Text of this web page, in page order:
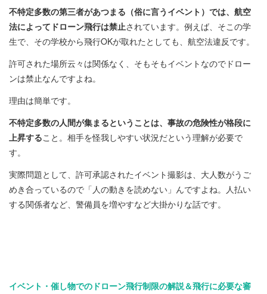
不特定多数の第三者があつまる（俗に言うイベント）では、航空
法によってドローン飛行は禁止されています。例えば、そこの学
生で、その学校から飛行OKが取れたとしても、航空法違反です。
許可された場所云々は関係なく、そもそもイベントなのでドロー
ンは禁止なんですよね。
理由は簡単です。
不特定多数の人間が集まるということは、事故の危険性が格段に
上昇すること。相手を怪我しやすい状況だという理解が必要で
す。
実際問題として、許可承認されたイベント撮影は、大人数がうご
めき合っているので「人の動きを読めない」んですよね。人払い
する関係者など、警備員を増やすなど大掛かりな話です。
イベント・催し物でのドローン飛行制限の解説＆飛行に必要な審